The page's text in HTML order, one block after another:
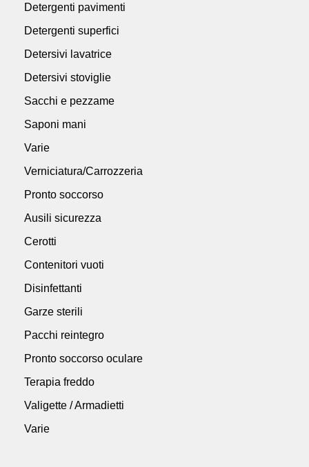
Detergenti pavimenti
Detergenti superfici
Detersivi lavatrice
Detersivi stoviglie
Sacchi e pezzame
Saponi mani
Varie
Verniciatura/Carrozzeria
Pronto soccorso
Ausili sicurezza
Cerotti
Contenitori vuoti
Disinfettanti
Garze sterili
Pacchi reintegro
Pronto soccorso oculare
Terapia freddo
Valigette / Armadietti
Varie